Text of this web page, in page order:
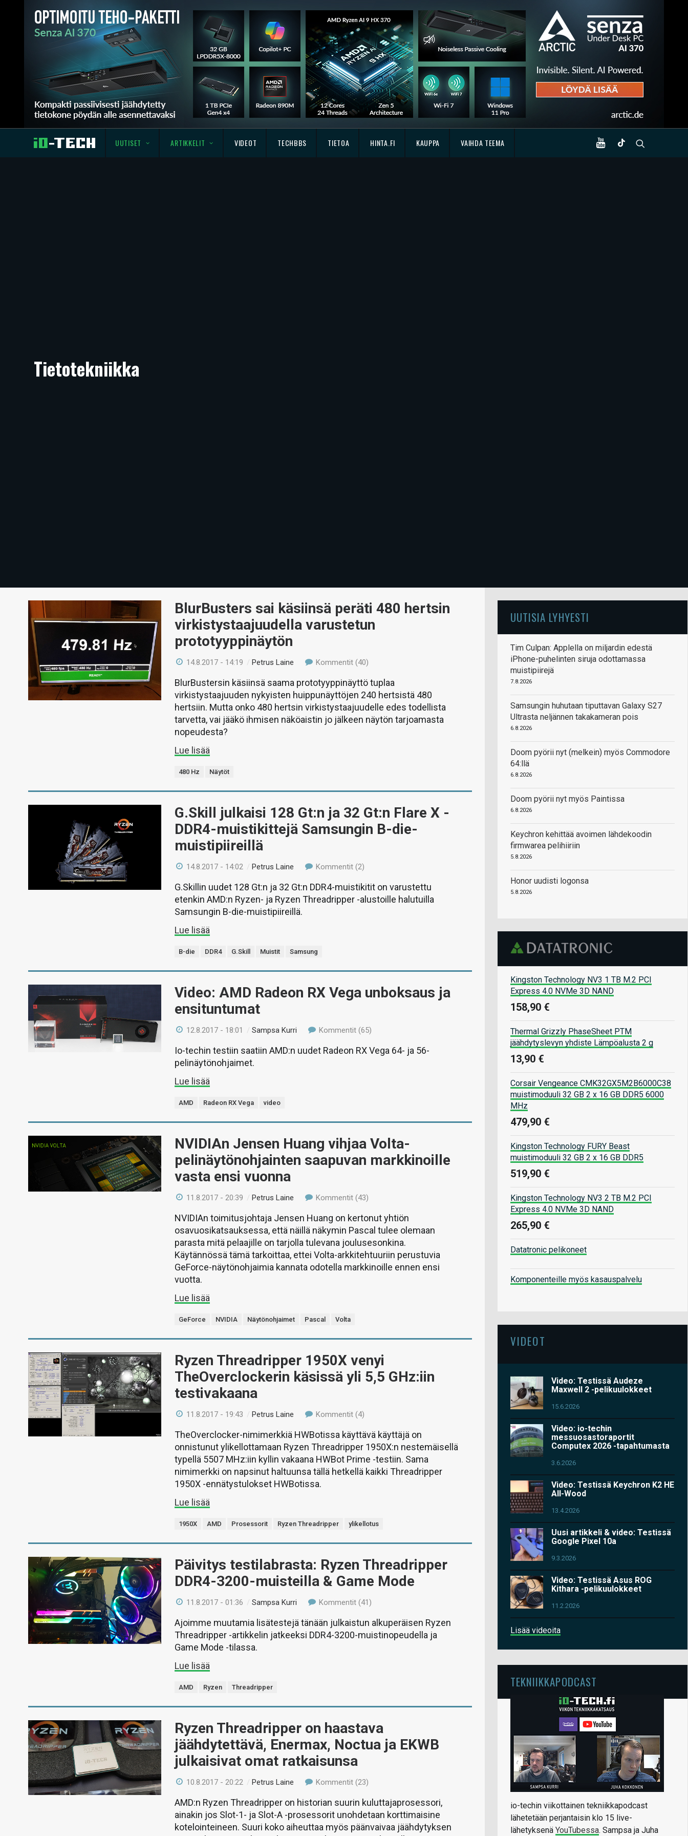
UUTISET ARTIKKELIT VIDEOT TECHBBS TIETOA HINTA.FI KAUPPA VAIHDA TEEMA
Tietotekniikka
BlurBusters sai käsiinsä peräti 480 hertsin
virkistystaajuudella varustetun
prototyyppinäytön
14.8.2017 - 14:19 /Petrus Laine Kommentit (40)
BlurBustersin käsiinsä saama prototyyppinäyttö tuplaa
virkistystaajuuden nykyisten huippunäyttöjen 240 hertsistä 480
hertsiin. Mutta onko 480 hertsin virkistystaajuudelle edes todellista
tarvetta, vai jääkö ihmisen näköaistin jo jälkeen näytön tarjoamasta
nopeudesta?
Lue lisää
480 Hz Näytöt
G.Skill julkaisi 128 Gt:n ja 32 Gt:n Flare X -
DDR4-muistikittejä Samsungin B-die-
muistipiireillä
14.8.2017 - 14:02 /Petrus Laine Kommentit (2)
G.Skillin uudet 128 Gt:n ja 32 Gt:n DDR4-muistikitit on varustettu
etenkin AMD:n Ryzen- ja Ryzen Threadripper -alustoille halutuilla
Samsungin B-die-muistipiireillä.
Lue lisää
B-die DDR4 G.Skill Muistit Samsung
Video: AMD Radeon RX Vega unboksaus ja
ensituntumat
12.8.2017 - 18:01 /Sampsa Kurri Kommentit (65)
Io-techin testiin saatiin AMD:n uudet Radeon RX Vega 64- ja 56-
pelinäytönohjaimet.
Lue lisää
AMD Radeon RX Vega video
NVIDIAn Jensen Huang vihjaa Volta-
pelinäytönohjainten saapuvan markkinoille
vasta ensi vuonna
11.8.2017 - 20:39 /Petrus Laine Kommentit (43)
NVIDIAn toimitusjohtaja Jensen Huang on kertonut yhtiön
osavuosikatsauksessa, että näillä näkymin Pascal tulee olemaan
parasta mitä pelaajille on tarjolla tulevana joulusesonkina.
Käytännössä tämä tarkoittaa, ettei Volta-arkkitehtuuriin perustuvia
GeForce-näytönohjaimia kannata odotella markkinoille ennen ensi
vuotta.
Lue lisää
GeForce NVIDIA Näytönohjaimet Pascal Volta
Ryzen Threadripper 1950X venyi
TheOverclockerin käsissä yli 5,5 GHz:iin
testivakaana
11.8.2017 - 19:43 /Petrus Laine Kommentit (4)
TheOverclocker-nimimerkkiä HWBotissa käyttävä käyttäjä on
onnistunut ylikellottamaan Ryzen Threadripper 1950X:n nestemäisellä
typellä 5507 MHz:iin kyllin vakaana HWBot Prime -testiin. Sama
nimimerkki on napsinut haltuunsa tällä hetkellä kaikki Threadripper
1950X -ennätystulokset HWBotissa.
Lue lisää
1950X AMD Prosessorit Ryzen Threadripper ylikellotus
Päivitys testilabrasta: Ryzen Threadripper
DDR4-3200-muisteilla & Game Mode
11.8.2017 - 01:36 /Sampsa Kurri Kommentit (41)
Ajoimme muutamia lisätestejä tänään julkaistun alkuperäisen Ryzen
Threadripper -artikkelin jatkeeksi DDR4-3200-muistinopeudella ja
Game Mode -tilassa.
Lue lisää
AMD Ryzen Threadripper
Ryzen Threadripper on haastava
jäähdytettävä, Enermax, Noctua ja EKWB
julkaisivat omat ratkaisunsa
10.8.2017 - 20:22 /Petrus Laine Kommentit (23)
AMD:n Ryzen Threadripper on historian suurin kuluttajaprosessori,
ainakin jos Slot-1- ja Slot-A -prosessorit unohdetaan korttimaisine
kotelointeineen. Suuri koko aiheuttaa myös päänvaivaa jäähdytyksen
UUTISIA LYHYESTI
Tim Culpan: Applella on miljardin edestä
iPhone-puhelinten siruja odottamassa
muistipiirejä
7.8.2026
Samsungin huhutaan tiputtavan Galaxy S27
Ultrasta neljännen takakameran pois
6.8.2026
Doom pyörii nyt (melkein) myös Commodore
64:llä
6.8.2026
Doom pyörii nyt myös Paintissa
6.8.2026
Keychron kehittää avoimen lähdekoodin
firmwarea pelihiiriin
5.8.2026
Honor uudisti logonsa
5.8.2026
Kingston Technology NV3 1 TB M.2 PCI
Express 4.0 NVMe 3D NAND
158,90 €
Thermal Grizzly PhaseSheet PTM
jäähdytyslevyn yhdiste Lämpöalusta 2 g
13,90 €
Corsair Vengeance CMK32GX5M2B6000C38
muistimoduuli 32 GB 2 x 16 GB DDR5 6000
MHz
479,90 €
Kingston Technology FURY Beast
muistimoduuli 32 GB 2 x 16 GB DDR5
519,90 €
Kingston Technology NV3 2 TB M.2 PCI
Express 4.0 NVMe 3D NAND
265,90 €
Datatronic pelikoneet
Komponenteille myös kasauspalvelu
VIDEOT
Video: Testissä Audeze
Maxwell 2 -pelikuulokkeet
15.6.2026
Video: io-techin
messuosastoraportit
Computex 2026 -tapahtumasta
3.6.2026
Video: Testissä Keychron K2 HE
All-Wood
13.4.2026
Uusi artikkeli & video: Testissä
Google Pixel 10a
9.3.2026
Video: Testissä Asus ROG
Kithara -pelikuulokkeet
11.2.2026
Lisää videoita
TEKNIIKKAPODCAST
io-techin viikottainen tekniikkapodcast
lähetetään perjantaisin klo 15 live-
lähetyksenä YouTubessa. Sampsa ja Juha